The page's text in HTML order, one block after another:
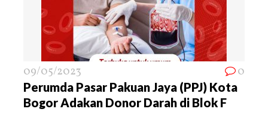
09/05/2023 0
Perumda Pasar Pakuan Jaya (PPJ) Kota
Bogor Adakan Donor Darah di Blok F